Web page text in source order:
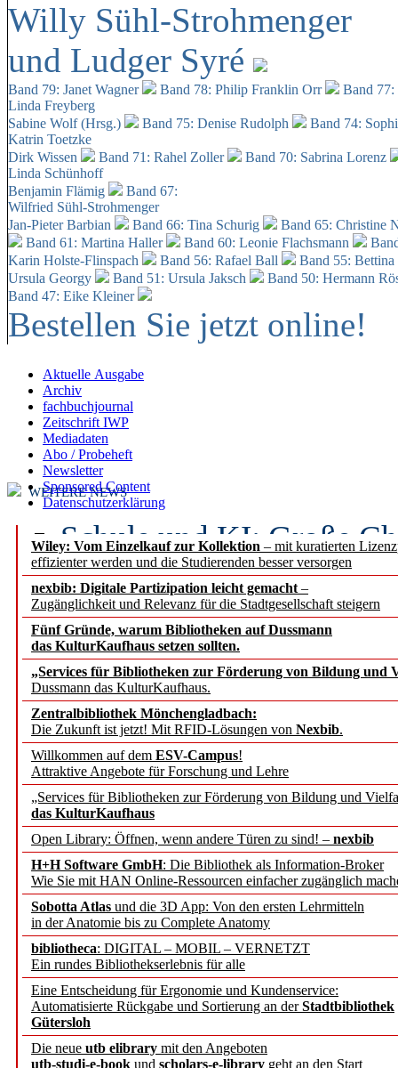
Willy Sühl-Strohmenger
und Ludger Syré
Band 79: Janet Wagner Band 78: Philip Franklin Orr
Band
Linda Freyberg
Sabine Wolf (Hrsg.)
Band 75: Denise Rudolph
Band 74:
Katrin Toetzke
Dirk Wissen
Band 71: Rahel Zoller
Band 70: Sabrina Lorenz
Linda Schünhoff
Benjamin Flämig
Band 67:
Wilfried Sühl-Strohmenger
Jan-Pieter Barbian
Band 66: Tina Schurig
Band 65: Christine
Band 61: Martina Haller
Band 60: Leonie Flachsmann
Karin Holste-Flinspach
Band 56: Rafael Ball
Band 55:
Ursula Georgy
Band 51: Ursula Jaksch Band 50: Hermann
Band 47: Eike Kleiner
Bestellen Sie jetzt online!
Aktuelle Ausgabe
Archiv
fachbuchjournal
Zeitschrift IWP
Mediadaten
Abo / Probeheft
Newsletter
Sponsored Content
Datenschutzerklärung
Wiley: Vom Einzelkauf zur Kollektion – mit kuratierten
effizienter werden und die Studierenden besser versorgen
nexbib: Digitale Partizipation leicht gemacht –
Zugänglichkeit und Relevanz für die Stadtgesellschaft steigern
Fünf Gründe, warum Bibliotheken auf Dussmann
das KulturKaufhaus setzen sollten.
„Services für Bibliotheken zur Förderung von Bildung und
Dussmann das KulturKaufhaus.
Zentralbibliothek Mönchengladbach:
Die Zukunft ist jetzt! Mit RFID-Lösungen von Nexbib.
Willkommen auf dem ESV-Campus!
Attraktive Angebote für Forschung und Lehre
„Services für Bibliotheken zur Förderung von Bildung und
das KulturKaufhaus
Open Library: Öffnen, wenn andere Türen zu sind! – nexbib
H+H Software GmbH: Die Bibliothek als Information-Broker
Wie Sie mit HAN Online-Ressourcen einfacher zugänglich
Sobotta Atlas und die 3D App: Von den ersten Lehrmitteln
in der Anatomie bis zu Complete Anatomy
bibliotheca: DIGITAL – MOBIL – VERNETZT
Ein rundes Bibliothekserlebnis für alle
Eine Entscheidung für Ergonomie und Kundenservice:
Automatisierte Rückgabe und Sortierung an derStadtbibliothek
Gütersloh
Die neue utb elibrary mit den Angeboten
utb-studi-e-book und scholars-e-library geht an den Start
WEITERE NEWS
Schule und KI: Große
Voraussetzungen
Erfolgreiches erstes
Segment Research –
angepasst
konstruktiv!
Mohr Siebeck
und die Zeitschrift für
Francke Attempto
EBSCO Information
Recherchefunktionen in
Sorbisches Institut neu
Geschichte und